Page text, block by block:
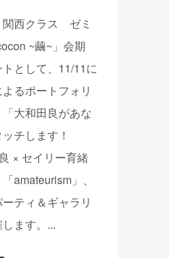
関西クラス ゼミ
~繭~」会期
として、11/11に
よるポートフォリ
大和田良があな
チします！
× セイリー育緒
amateurism」、
ティ＆ギャラリ
ます。...